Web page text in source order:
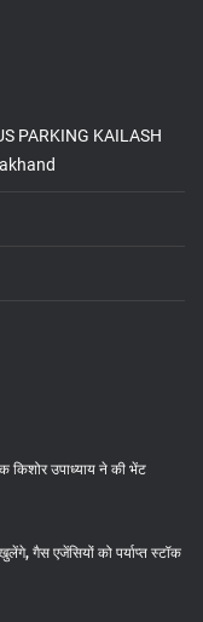
PARKING KAILASH
किशोर उपाध्याय ने की भेंट
गैस एजेंसियों को पर्याप्त स्टॉक